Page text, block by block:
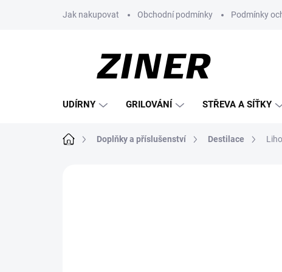
Jak nakupovat Obchodní podmínky Podmínky
UDÍRNY GRILOVÁNÍ STŘEVA A SÍŤKY
Domů Doplňky a příslušenství Destilace